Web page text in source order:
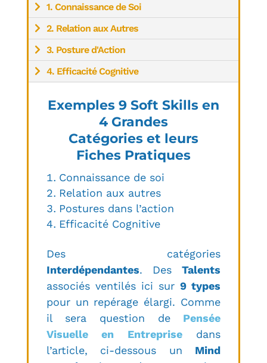
1. Connaissance de Soi
2. Relation aux Autres
3. Posture d'Action
4. Efficacité Cognitive
Exemples 9 Soft Skills en
4 Grandes
Catégories et leurs
Fiches Pratiques
Connaissance de soi
Relation aux autres
Postures dans l’action
Efficacité Cognitive
Des catégories
Interdépendantes. DesTalents
associés ventilés ici sur9 types
pour un repérage élargi. Comme
il sera question de Pensée
Visuelle en Entreprisedans
l’article, ci-dessous un Mind